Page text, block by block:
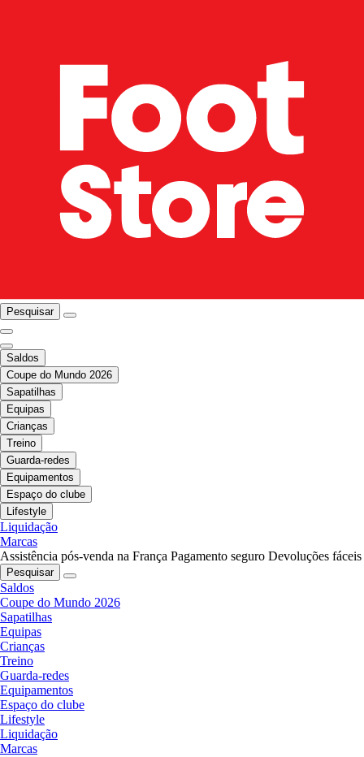
Pesquisar
Saldos
Coupe do Mundo 2026
Sapatilhas
Equipas
Crianças
Treino
Guarda-redes
Equipamentos
Espaço do clube
Lifestyle
Liquidação
Marcas
Assistência pós-venda na França Pagamento seguro Devoluções fáceis
Pesquisar
Saldos
Coupe do Mundo 2026
Sapatilhas
Equipas
Crianças
Treino
Guarda-redes
Equipamentos
Espaço do clube
Lifestyle
Liquidação
Marcas